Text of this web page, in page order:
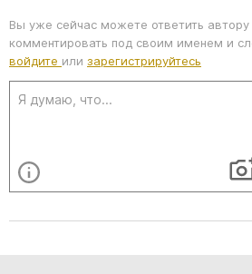
Вы уже сейчас можете ответить автору
комментировать под своим именем и
войдите или зарегистрируйтесь